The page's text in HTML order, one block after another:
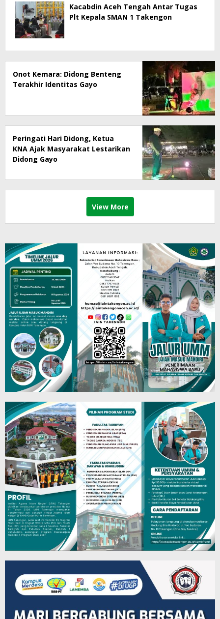
Kacabdin Aceh Tengah Antar Tugas
Plt Kepala SMAN 1 Takengon
Onot Kemara: Didong Benteng
Terakhir Identitas Gayo
Peringati Hari Didong, Ketua
KNA Ajak Masyarakat Lestarikan
Didong Gayo
View More